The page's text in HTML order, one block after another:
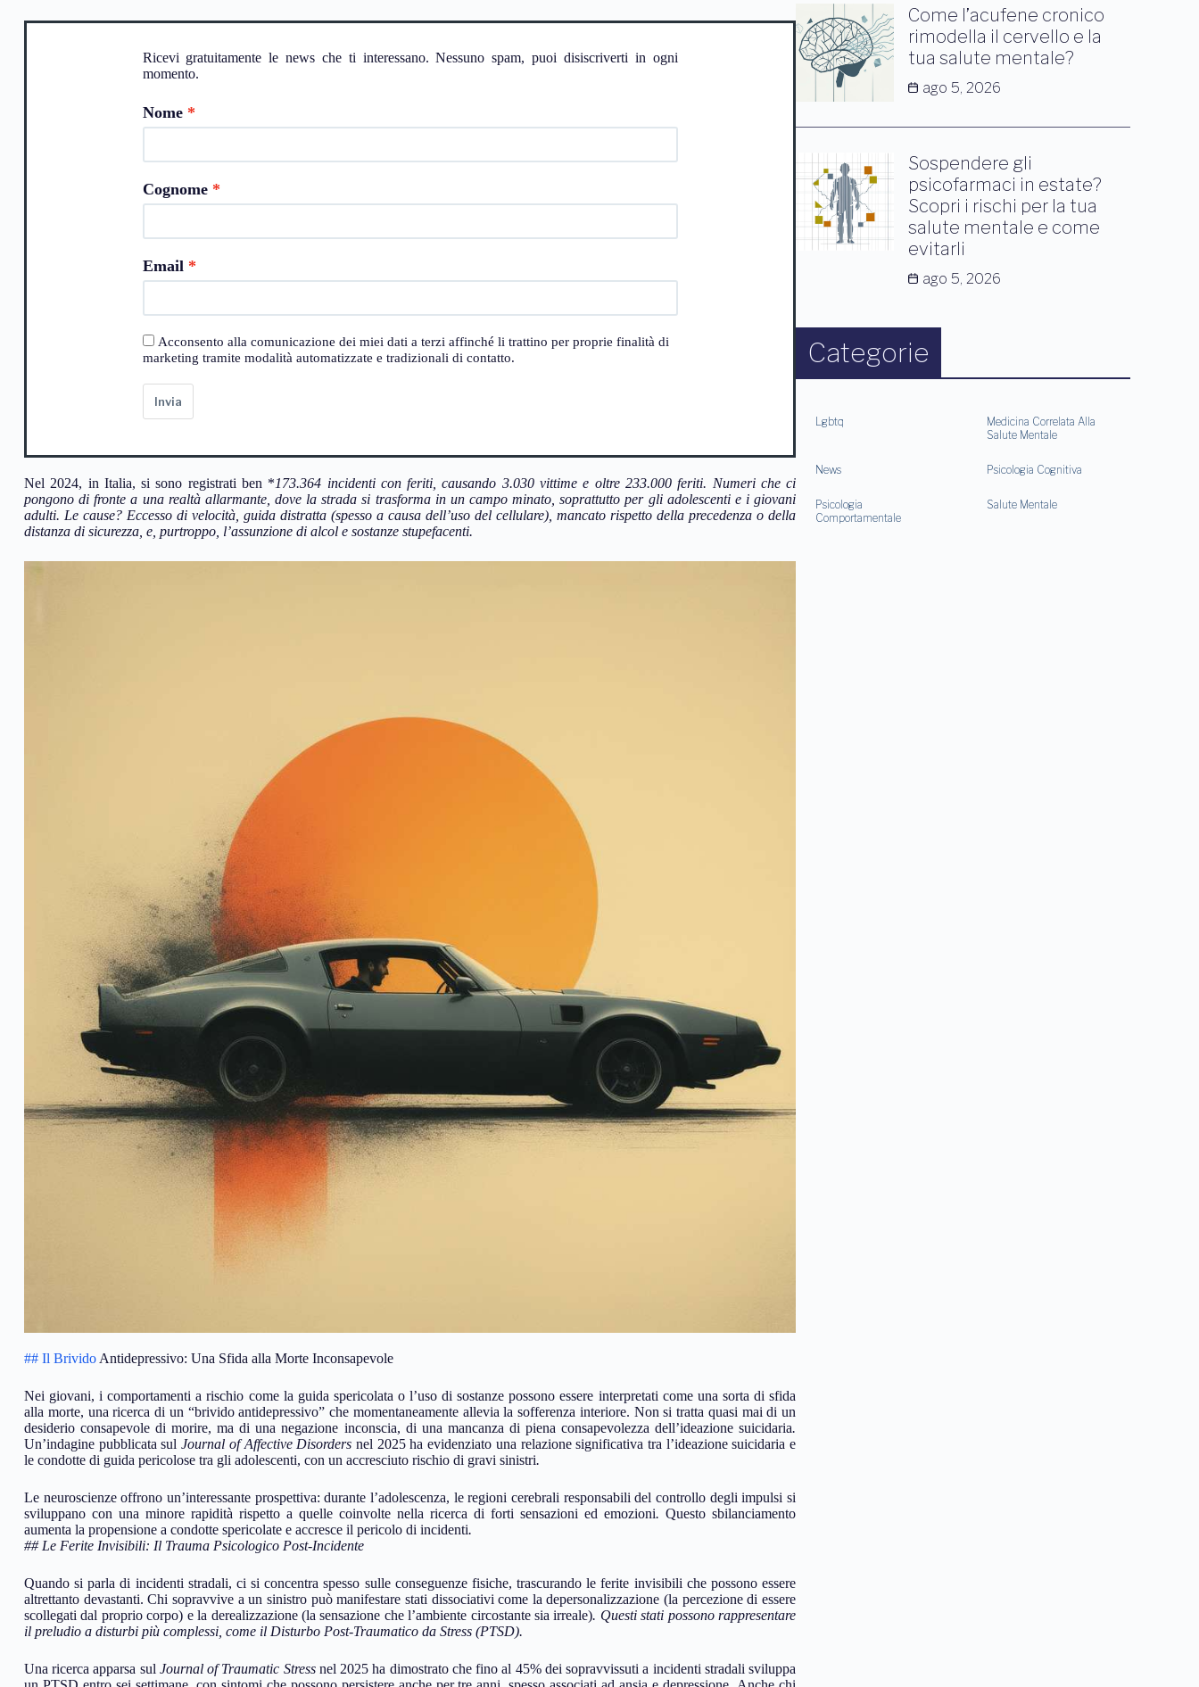
Ricevi gratuitamente le news che ti interessano. Nessuno spam, puoi disiscriverti in ogni
momento.
Nome
Cognome
Email
Acconsento alla comunicazione dei miei dati a terzi affinché li trattino per proprie finalità di
marketing tramite modalità automatizzate e tradizionali di contatto.
Invia
Nel 2024, in Italia, si sono registrati ben *173.364 incidenti con feriti , causando 3.030 vittime e oltre 233.000 feriti. Numeri che ci
pongono di fronte a una realtà allarmante, dove la strada si trasforma in un campo minato, soprattutto per gli adolescenti e i giovani
adulti. Le cause? Eccesso di velocità, guida distratta (spesso a causa dell’uso del cellulare), mancato rispetto della precedenza o della
distanza di sicurezza, e, purtroppo, l’assunzione di alcol e sostanze stupefacenti.
## Il Brivido Antidepressivo: Una Sfida alla Morte Inconsapevole
Nei giovani, i comportamenti a rischio come la guida spericolata o l’uso di sostanze possono essere interpretati come una sorta di sfida
alla morte, una ricerca di un “brivido antidepressivo” che momentaneamente allevia la sofferenza interiore. Non si tratta quasi mai di un
desiderio consapevole di morire, ma di una negazione inconscia, di una mancanza di piena consapevolezza dell’ideazione suicidaria.
Un’indagine pubblicata sulJournal of Affective Disorders nel 2025 ha evidenziato una relazione significativa tra l’ideazione suicidaria e
le condotte di guida pericolose tra gli adolescenti, con un accresciuto rischio di gravi sinistri.
Le neuroscienze offrono un’interessante prospettiva: durante l’adolescenza, le regioni cerebrali responsabili del controllo degli impulsi si
sviluppano con una minore rapidità rispetto a quelle coinvolte nella ricerca di forti sensazioni ed emozioni.Questo sbilanciamento
aumenta la propensione a condotte spericolate e accresce il pericolo di incidenti.
## Le Ferite Invisibili: Il Trauma Psicologico Post-Incidente
Quando si parla di incidenti stradali, ci si concentra spesso sulle conseguenze fisiche, trascurando le ferite invisibili che possono essere
altrettanto devastanti. Chi sopravvive a un sinistro può manifestare stati dissociativi come la depersonalizzazione (la percezione di essere
scollegati dal proprio corpo) e la derealizzazione (la sensazione che l’ambiente circostante sia irreale). Questi stati possono rappresentare
il preludio a disturbi più complessi, come il Disturbo Post-Traumatico da Stress (PTSD).
Una ricerca apparsa sul Journal of Traumatic Stressnel 2025 ha dimostrato che fino al 45% dei sopravvissuti a incidenti stradali sviluppa
Come l’acufene cronico
rimodella il cervello e la
tua salute mentale?
ago 5, 2026
Sospendere gli
psicofarmaci in estate?
Scopri i rischi per la tua
salute mentale e come
evitarli
ago 5, 2026
Categorie
Lgbtq
Medicina Correlata Alla
Salute Mentale
News Psicologia Cognitiva
Psicologia
Comportamentale
Salute Mentale